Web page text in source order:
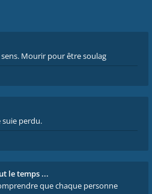
Mourir pour être soulag
suie perdu.
le temps ...
que chaque personne